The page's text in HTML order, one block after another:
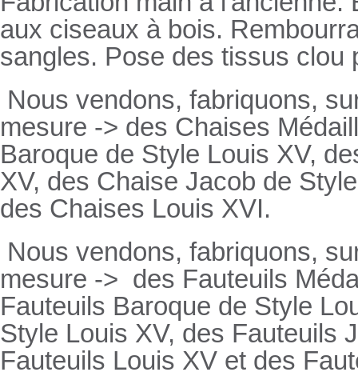
aux ciseaux à bois.
sangles. Pose des tissus clou
Nous vendons, fabriquons,
mesure -> des Chaises
Baroque de Style Louis XV,
XV, des Chaise Jacob de
des Chaises Louis XVI.
Nous vendons, fabriquons,
mesure -> des Fauteuils
Fauteuils Baroque de Style
Style Louis XV, des Fauteuils
Fauteuils Louis XV et des